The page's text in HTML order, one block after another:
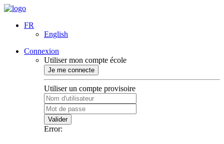
FR
English
Connexion
Utiliser mon compte école
Je me connecte
Utiliser un compte provisoire
Valider
Error: